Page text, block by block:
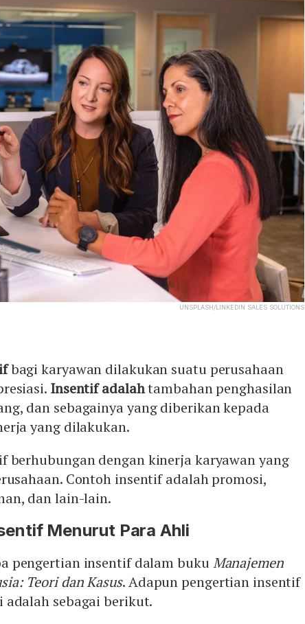
UNSPLASH/LINKEDIN SALES SOLUTIONS
bagi karyawan dilakukan suatu perusahaan
Insentif adalahtambahan penghasilan
dan sebagainya yang diberikan kepada
yang dilakukan.
berhubungan dengan kinerja karyawan yang
Contoh insentif adalah promosi,
dan lain-lain.
Menurut Para Ahli
pengertian insentif dalam bukuManajemen
Teori dan Kasus. Adapun pengertian insentif
sebagai berikut.